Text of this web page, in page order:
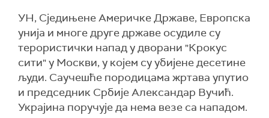
УН, Сједињене Америчке Државе, Европска
унија и многе друге државе осудиле су
терористички напад у дворани "Крокус
сити" у Москви, у којем су убијене десетине
људи. Саучешће породицама жртава упутио
и председник Србије Александар Вучић.
Украјина поручује да нема везе са нападом.